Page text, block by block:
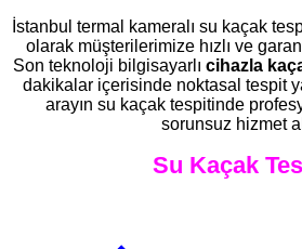
İstanbul termal kameralı su kaçak
olarak müşterilerimize hızlı ve
Son teknoloji bilgisayarlı cihazla
dakikalar içerisinde noktasal tespit
arayın su kaçak tespitinde
sorunsuz hizmet
Su Kaçak